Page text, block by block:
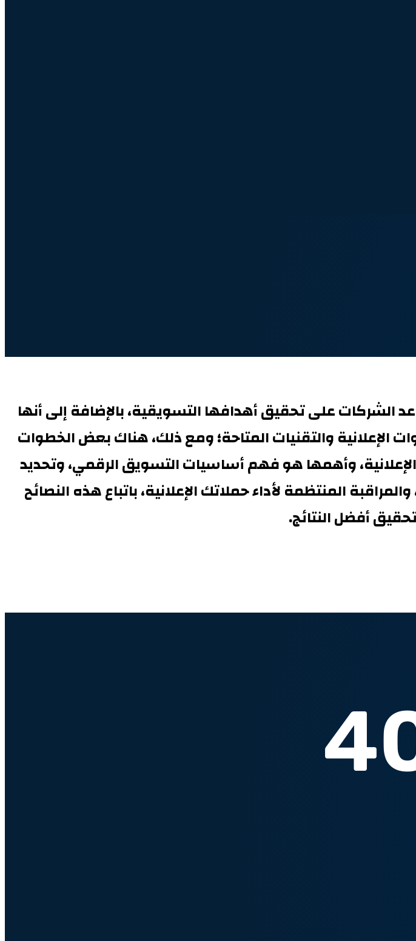
الشركات على تحقيق أهدافها التسويقية، بالإضافة إلى أنها
والتقنيات المتاحة؛ ومع ذلك، هناك بعض الخطوات
وأهمها هو فهم أساسيات التسويق الرقمي، وتحديد
المنتظمة لأداء حملاتك الإعلانية، باتباع هذه النصائح
أفضل النتائج.